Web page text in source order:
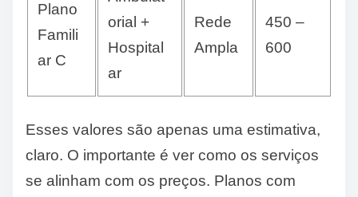
Plano
Famili
ar C
orial +
Hospital
ar
Rede
Ampla
450 –
600
Esses valores são apenas uma estimativa,
claro. O importante é ver como os serviços
se alinham com os preços. Planos com